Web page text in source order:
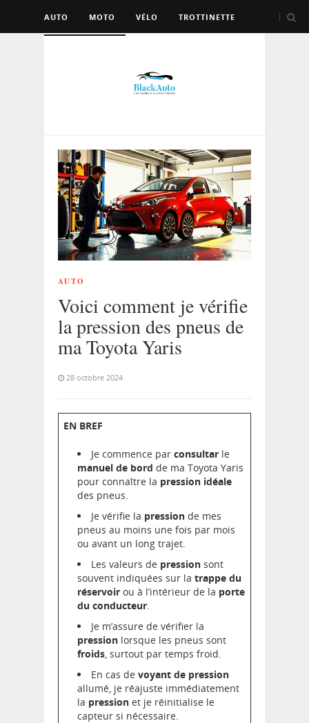
AUTO MOTO VÉLO TROTTINETTE
AUTO
Voici comment je vérifie
la pression des pneus de
ma Toyota Yaris
28 octobre 2024
EN BREF
Je commence par consultar le
manuel de bord de ma Toyota Yaris
pour connaître la pression idéale
des pneus.
Je vérifie la pression de mes
pneus au moins une fois par mois
ou avant un long trajet.
Les valeurs de pression sont
souvent indiquées sur la trappe du
réservoir ou à l’intérieur de la porte
du conducteur.
Je m’assure de vérifier la
pression lorsque les pneus sont
froids, surtout par temps froid.
En cas de voyant de pression
allumé, je réajuste immédiatement
la pression et je réinitialise le
capteur si nécessaire.